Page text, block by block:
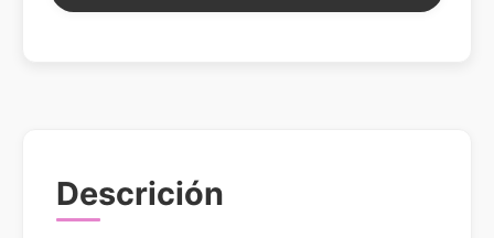
Descrición